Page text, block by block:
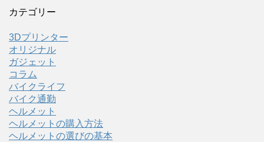
カテゴリー
3Dプリンター
オリジナル
ガジェット
コラム
バイクライフ
バイク通勤
ヘルメット
ヘルメットの購入方法
ヘルメットの選びの基本